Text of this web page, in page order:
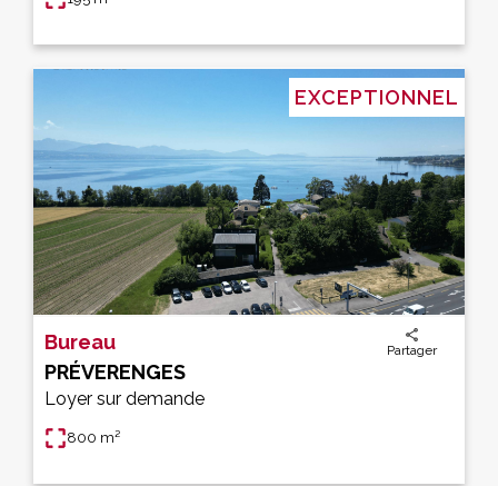
EXCEPTIONNEL
Partager
Bureau
PRÉVERENGES
Loyer sur demande
800 m²